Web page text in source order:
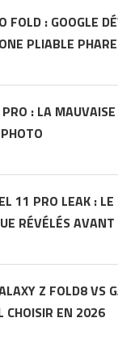
FOLD : GOOGLE
PLIABLE PHARE
: LA
11 PRO LEAK :
RÉVÉLÉS AVANT
Z FOLD8 VS
CHOISIR EN 2026